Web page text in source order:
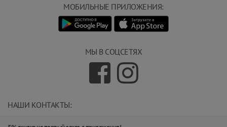
МЫ В СОЦСЕТЯХ
НАШИ КОНТАКТЫ:
МОБИЛЬНЫЕ ПРИЛОЖЕНИЯ: